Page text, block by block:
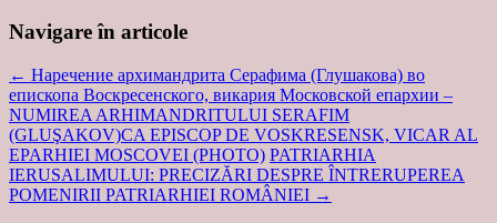
Navigare în articole
← Наречение архимандрита Серафима (Глушакова) во
епископа Воскресенского, викария Московской епархии –
NUMIREA ARHIMANDRITULUI SERAFIM
(GLUŞAKOV)CA EPISCOP DE VOSKRESENSK, VICAR AL
EPARHIEI MOSCOVEI (PHOTO) PATRIARHIA
IERUSALIMULUI: PRECIZĂRI DESPRE ÎNTRERUPEREA
POMENIRII PATRIARHIEI ROMÂNIEI →